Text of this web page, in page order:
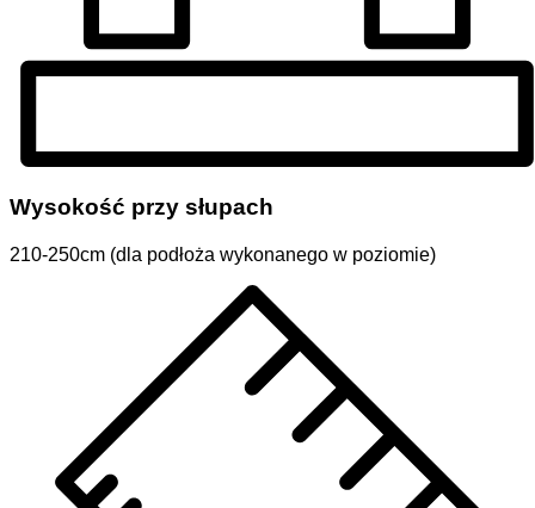
Wysokość przy słupach
210-250cm (dla podłoża wykonanego w poziomie)